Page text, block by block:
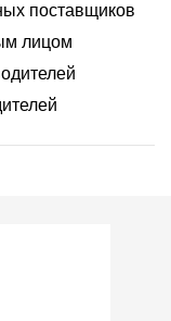
поставщиков
лицом